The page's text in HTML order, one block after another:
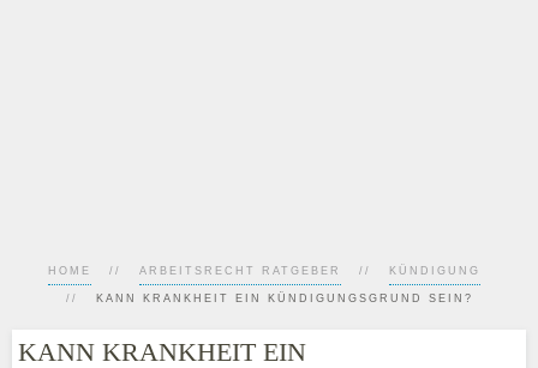
HOME ARBEITSRECHT RATGEBER KÜNDIGUNG
KANN KRANKHEIT EIN KÜNDIGUNGSGRUND SEIN?
KANN KRANKHEIT EIN